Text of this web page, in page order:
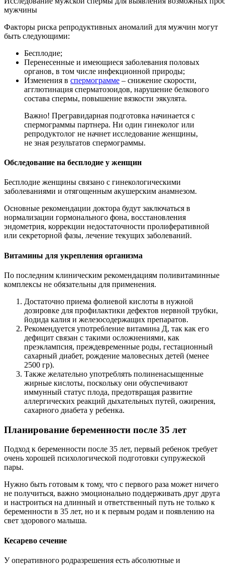
мужчины
Факторы риска репродуктивных аномалий для мужчин могут
быть следующими:
Бесплодие;
Перенесенные и имеющиеся заболевания половых
органов, в том числе инфекционной природы;
Изменения в спермограмме – снижение скорости,
агглютинация сперматозоидов, нарушение белкового
состава спермы, повышение вязкости эякулята.
Важно! Прегравидарная подготовка начинается с
спермограммы партнера. Ни один гинеколог или
репродуктолог не начнет исследование женщины,
не зная результатов спермограммы.
Обследование на бесплодие у женщин
Бесплодие женщины связано с гинекологическими
заболеваниями и отягощенным акушерским анамнезом.
Основные рекомендации доктора будут заключаться в
нормализации гормонального фона, восстановления
эндометрия, коррекции недостаточности пролиферативной
или секреторной фазы, лечение текущих заболеваний.
Витамины для укрепления организма
По последним клиническим рекомендациям поливитаминные
комплексы не обязательны для применения.
Достаточно приема фолиевой кислоты в нужной
дозировке для профилактики дефектов нервной трубки,
йодида калия и железосодержащих препаратов.
Рекомендуется употребление витамина Д, так как его
дефицит связан с такими осложнениями, как
преэклампсия, преждевременные роды, гестационный
сахарный диабет, рождение маловесных детей (менее
2500 гр).
Также желательно употреблять полиненасыщенные
жирные кислоты, поскольку они обуспечивают
иммунный статус плода, предотвращая развитие
аллергических реакций дыхательных путей, ожирения,
сахарного диабета у ребенка.
Планирование беременности после 35 лет
Подход к беременности после 35 лет, первый ребенок требует
очень хорошей психологической подготовки супружеской
пары.
Нужно быть готовым к тому, что с первого раза может ничего
не получиться, важно эмоционально поддерживать друг друга
и настроиться на длинный и ответственный путь не только к
беременности в 35 лет, но и к первым родам и появлению на
свет здорового малыша.
Кесарево сечение
У оперативного родразрешения есть абсолютные и